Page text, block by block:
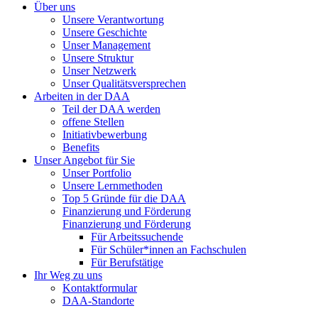
Über uns
Unsere Verantwortung
Unsere Geschichte
Unser Management
Unsere Struktur
Unser Netzwerk
Unser Qualitätsversprechen
Arbeiten in der DAA
Teil der DAA werden
offene Stellen
Initiativbewerbung
Benefits
Unser Angebot für Sie
Unser Portfolio
Unsere Lernmethoden
Top 5 Gründe für die DAA
Finanzierung und Förderung
Finanzierung und Förderung
Für Arbeitssuchende
Für Schüler*innen an Fachschulen
Für Berufstätige
Ihr Weg zu uns
Kontaktformular
DAA-Standorte